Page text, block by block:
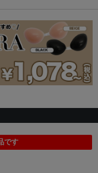
です